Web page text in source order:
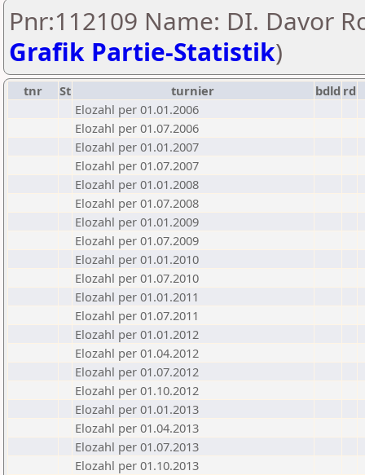
Pnr:112109 Name: DI. Davor
Grafik Partie-Statistik)
tnr St turnier bdld rd
Elozahl per 01.01.2006
Elozahl per 01.07.2006
Elozahl per 01.01.2007
Elozahl per 01.07.2007
Elozahl per 01.01.2008
Elozahl per 01.07.2008
Elozahl per 01.01.2009
Elozahl per 01.07.2009
Elozahl per 01.01.2010
Elozahl per 01.07.2010
Elozahl per 01.01.2011
Elozahl per 01.07.2011
Elozahl per 01.01.2012
Elozahl per 01.04.2012
Elozahl per 01.07.2012
Elozahl per 01.10.2012
Elozahl per 01.01.2013
Elozahl per 01.04.2013
Elozahl per 01.07.2013
Elozahl per 01.10.2013